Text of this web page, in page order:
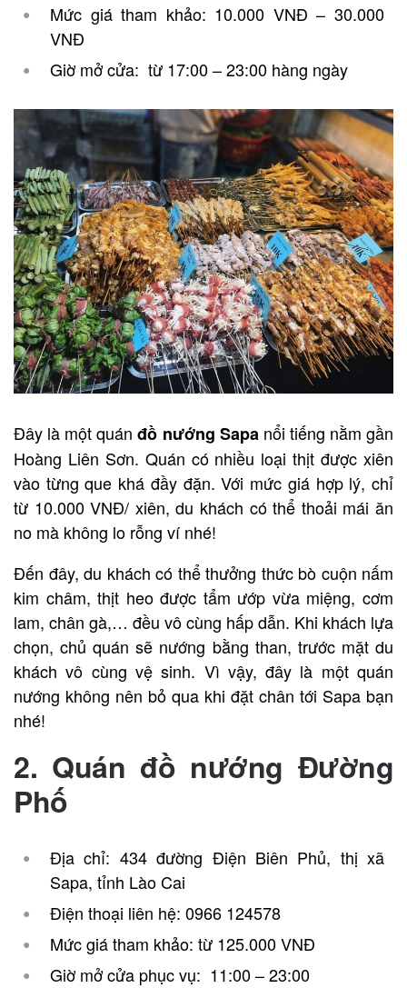
Mức giá tham khảo: 10.000 VNĐ – 30.000
VNĐ
Giờ mở cửa: từ 17:00 – 23:00 hàng ngày
Đây là một quán đồ nướng Sapanổi tiếng nằm gần
Hoàng Liên Sơn. Quán có nhiều loại thịt được xiên
vào từng que khá đầy đặn. Với mức giá hợp lý, chỉ
từ 10.000 VNĐ/ xiên, du khách có thể thoải mái ăn
no mà không lo rỗng ví nhé!
Đến đây, du khách có thể thưởng thức bò cuộn nấm
kim châm, thịt heo được tẩm ướp vừa miệng, cơm
lam, chân gà,… đều vô cùng hấp dẫn. Khi khách lựa
chọn, chủ quán sẽ nướng bằng than, trước mặt du
khách vô cùng vệ sinh. Vì vậy, đây là một quán
nướng không nên bỏ qua khi đặt chân tới Sapa bạn
nhé!
2. Quán đồ nướng Đường
Phố
Địa chỉ: 434 đường Điện Biên Phủ, thị xã
Sapa, tỉnh Lào Cai
Điện thoại liên hệ: 0966 124578
Mức giá tham khảo: từ 125.000 VNĐ
Giờ mở cửa phục vụ: 11:00 – 23:00